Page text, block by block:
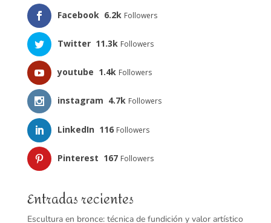
Facebook 6.2k Followers
Twitter 11.3k Followers
youtube 1.4k Followers
instagram 4.7k Followers
LinkedIn 116 Followers
Pinterest 167 Followers
Entradas recientes
Escultura en bronce: técnica de fundición y valor artístico